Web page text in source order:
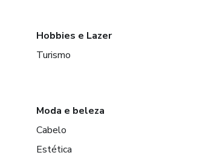
Hobbies e Lazer
Turismo
Moda e beleza
Cabelo
Estética